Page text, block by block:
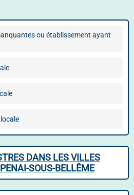
ou établissement ayant
DANS LES VILLES
SOUS-BELLÊME